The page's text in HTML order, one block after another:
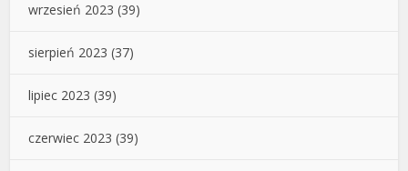
wrzesień 2023 (39)
sierpień 2023 (37)
lipiec 2023 (39)
czerwiec 2023 (39)